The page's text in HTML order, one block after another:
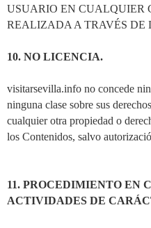
USUARIO EN CUALQUIER
REALIZADA A TRAVÉS DE
10. NO LICENCIA.
visitarsevilla.info no concede
ninguna clase sobre sus
cualquier otra propiedad o
los Contenidos, salvo
11. PROCEDIMIENTO EN
ACTIVIDADES DE